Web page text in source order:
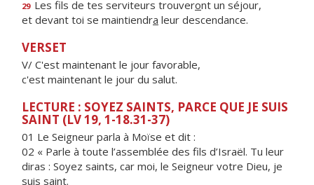
29 Les fils de tes serviteurs trouveront un séjour,
et devant toi se maintiendra leur descendance.
VERSET
V/ C'est maintenant le jour favorable,
c'est maintenant le jour du salut.
LECTURE : SOYEZ SAINTS, PARCE QUE JE SUIS
SAINT (LV 19, 1-18.31-37)
01 Le Seigneur parla à Moïse et dit :
02 « Parle à toute l’assemblée des fils d’Israël. Tu leur
diras : Soyez saints, car moi, le Seigneur votre Dieu, je
suis saint.